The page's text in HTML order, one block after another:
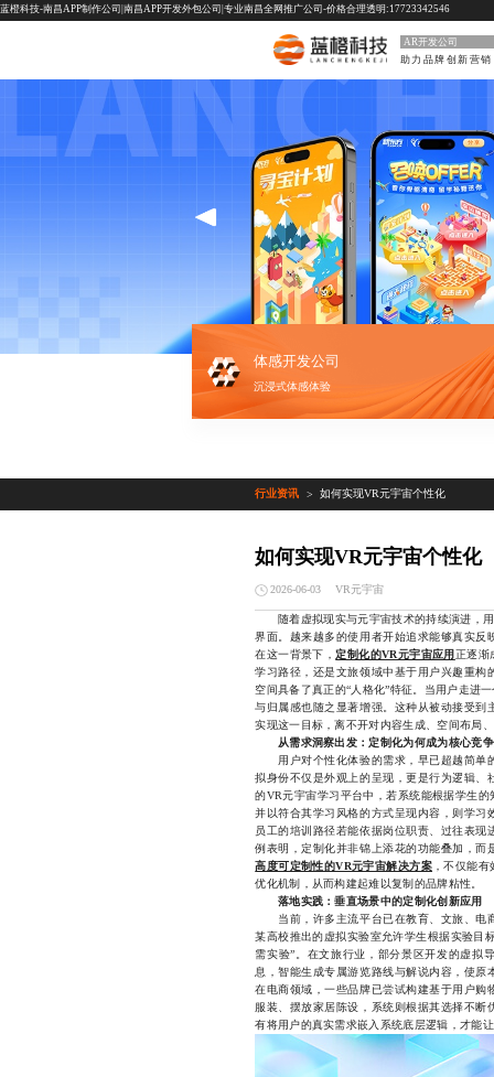
蓝橙科技-南昌APP制作公司|南昌APP开发外包公司|专业南昌全网推广公司-价格合理透明:17723342546
AR开发公司
助力品牌创新营销
体感开发公司
沉浸式体感体验
行业资讯 > 如何实现VR元宇宙个性化
如何实现VR元宇宙个性化
2026-06-03 VR元宇宙
随着虚拟现实与元宇宙技术的持续演进，用
界面。越来越多的使用者开始追求能够真实
在这一背景下，定制化的VR元宇宙应用 正逐渐
学习路径，还是文旅领域中基于用户兴趣重
空间具备了真正的“人格化”特征。当用户走进
与归属感也随之显著增强。这种从被动接受
实现这一目标，离不开对内容生成、空间布局
从需求洞察出发：定制化为何成为核心竞
用户对个性化体验的需求，早已超越简单
拟身份不仅是外观上的呈现，更是行为逻辑
的VR元宇宙学习平台中，若系统能根据学生
并以符合其学习风格的方式呈现内容，则学
员工的培训路径若能依据岗位职责、过往表
例表明，定制化并非锦上添花的功能叠加，
高度可定制性的VR元宇宙解决方案 ，不仅能
优化机制，从而构建起难以复制的品牌粘性。
落地实践：垂直场景中的定制化创新应用
当前，许多主流平台已在教育、文旅、电
某高校推出的虚拟实验室允许学生根据实验目
需实验”。在文旅行业，部分景区开发的虚拟
息，智能生成专属游览路线与解说内容，使
在电商领域，一些品牌已尝试构建基于用户
服装、摆放家居陈设，系统则根据其选择不
有将用户的真实需求嵌入系统底层逻辑，才能